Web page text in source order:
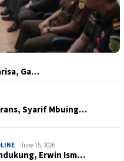
Ga…
Syarif Mbuing…
June 15, 2026
Erwin Ism…